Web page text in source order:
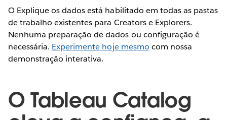
O Explique os dados está habilitado em todas as pastas
de trabalho existentes para Creators e Explorers.
Nenhuma preparação de dados ou configuração é
necessária. Experimente hoje mesmo com nossa
demonstração interativa.
O Tableau Catalog